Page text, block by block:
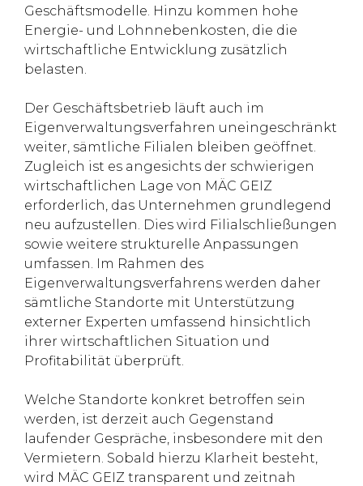
Geschäftsmodelle. Hinzu kommen hohe
Energie- und Lohnnebenkosten, die die
wirtschaftliche Entwicklung zusätzlich
belasten.
Der Geschäftsbetrieb läuft auch im
Eigenverwaltungsverfahren uneingeschränkt
weiter, sämtliche Filialen bleiben geöffnet.
Zugleich ist es angesichts der schwierigen
wirtschaftlichen Lage von MÄC GEIZ
erforderlich, das Unternehmen grundlegend
neu aufzustellen. Dies wird Filialschließungen
sowie weitere strukturelle Anpassungen
umfassen. Im Rahmen des
Eigenverwaltungsverfahrens werden daher
sämtliche Standorte mit Unterstützung
externer Experten umfassend hinsichtlich
ihrer wirtschaftlichen Situation und
Profitabilität überprüft.
Welche Standorte konkret betroffen sein
werden, ist derzeit auch Gegenstand
laufender Gespräche, insbesondere mit den
Vermietern. Sobald hierzu Klarheit besteht,
wird MÄC GEIZ transparent und zeitnah